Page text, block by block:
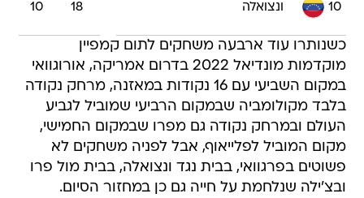
10 ונצואלה 18
10
כשנותרו עוד ארבעה משחקים לתום קמפיין
מוקדמות מונדיאל 2022 בדרום אמריקה, אורוגוואי
במקום השביעי עם 16 נקודות במאזנה, מרחק נקודה
בלבד מקולומביה שבמקום הרביעי שמוביל לגביע
העולם ובמרחק נקודה גם מפרו שבמקום החמישי,
מקום המוביל לפלייאוף, אבל לפניה משחקים לא
פשוטים בפרגוואי, בבית נגד ונצואלה, בבית מול פרו
ובצ'ילה שנלחמת על חייה גם כן במחזור הסיום.